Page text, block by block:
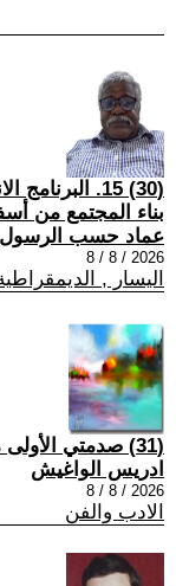
بناء المجتمع من
عماد حسب
2026 / 8 / 8
اليسار ,
(31) صدمتي الأولى مع بشاعة الاحتلال في سبتة..!!
ادريس الواغيش
2026 / 8 / 8
الادب والفن